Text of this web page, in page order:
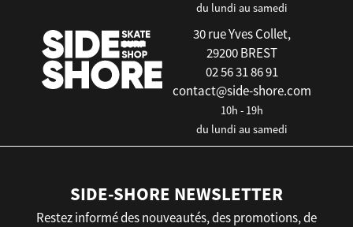
du lundi au samedi
30 rue Yves Collet,
29200 BREST
02 56 31 86 91
contact@side-shore.com
10h - 19h
du lundi au samedi
SIDE-SHORE NEWSLETTER
Restez informé des nouveautés, des promotions, de